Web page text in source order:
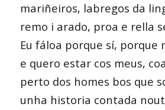
mariñeiros, labregos da
remo i arado, proa e rella
Eu fáloa porque sí, porque
e quero estar cos meus,
perto dos homes bos que
unha historia contada